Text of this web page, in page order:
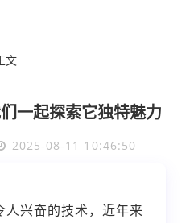
文
一起探索它独特魅力
2025-08-11 10:46:50
人兴奋的技术，近年来